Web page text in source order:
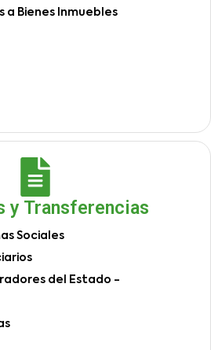
Bienes Inmuebles
y Transferencias
Sociales
del Estado -